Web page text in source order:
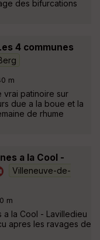
des bifurcations
4 communes
m
vrai patinoire sur
due a la boue et la
de rhume
a la Cool -
Villeneuve-de-
m
a la Cool - Lavilledieu
apres les ravages de